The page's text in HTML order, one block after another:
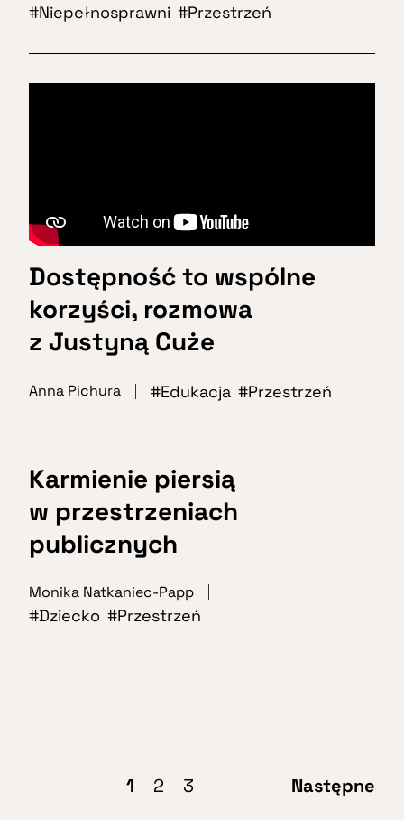
Niepełnosprawni Przestrzeń
Dostępność to wspólne
korzyści, rozmowa
z Justyną Cuże
Anna Pichura Edukacja Przestrzeń
Karmienie piersią
w przestrzeniach
publicznych
Monika Natkaniec-Papp
Dziecko Przestrzeń
1 2 3 Następne